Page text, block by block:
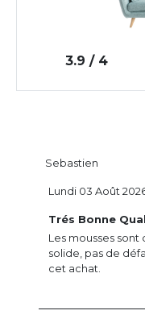
3.9 / 4
Sebastien
Trés Bonne
Les mousses
solide, pas de
cet achat.
Lundi 03 Août